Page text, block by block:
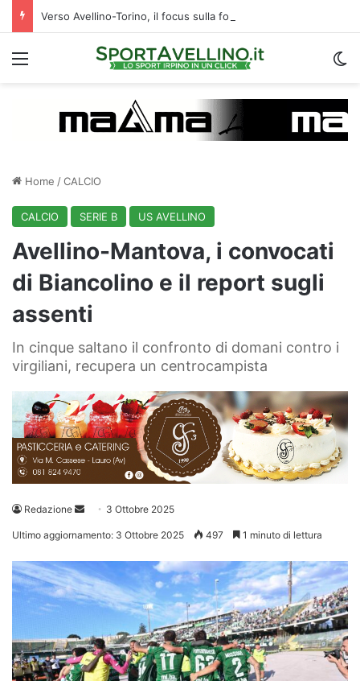
Verso Avellino-Torino, il focus sulla formazione granata
Menu
Home /CALCIO
CALCIO SERIE B US AVELLINO
Avellino-Mantova, i convocati
di Biancolino e il report sugli
assenti
In cinque saltano il confronto di domani contro i
virgiliani, recupera un centrocampista
Redazione
Invia 3 Ottobre 2025
Ultimo aggiornamento: 3 Ottobre 2025 497 1 minuto di lettura